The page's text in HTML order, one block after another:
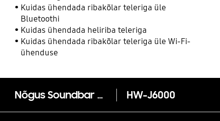
Kuidas ühendada ribakõlar teleriga üle
Bluetoothi
Kuidas ühendada heliriba teleriga
Kuidas ühendada ribakõlar teleriga üle Wi-Fi-
ühenduse
Nõgus Soundbar HW-J6000 300 W, 6.1 kanal HW-J6000